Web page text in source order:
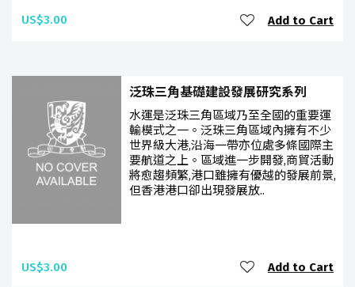
US$3.00 Add to Cart
泛珠三角基礎建設發展研究系列
水運是泛珠三角區域乃至全國的重要運
輸模式之一。泛珠三角區域內擁有不少
世界級大港,沿海一帶亦位處多條國際主
要航道之上。區域進一步開發,商貿活動
將愈趨頻繁,港口雖擁有優越的發展前景,
但香港港口卻出現發展放..
US$3.00 Add to Cart